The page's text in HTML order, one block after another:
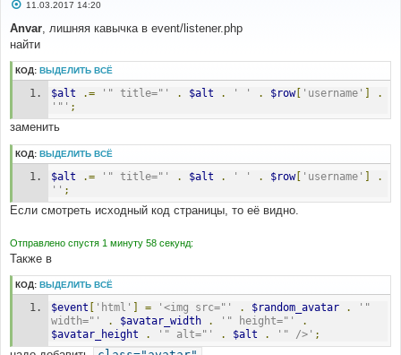
С
о
щ
н
и
11.03.2017 14:20
Anvar, лишняя кавычка в event/listener.php
найти
КОД: ВЫДЕЛИТЬ ВСЁ
$alt .= '" title="' . $alt . ' ' . $row[ 'username'
.
'"' ;
заменить
КОД: ВЫДЕЛИТЬ ВСЁ
$alt .= '" title="' . $alt . ' ' . $row[ 'username' ]
.
'' ;
Если смотреть исходный код страницы, то её видно.
Отправлено спустя 1 минуту 58 секунд:
Также в
КОД: ВЫДЕЛИТЬ ВСЁ
$event [ 'html' ] = '<img src="' . $random_avatar .
'"
width="'
. $avatar_width . '" height="'
.
$avatar_height
. '" alt="' . $alt . '" />' ;